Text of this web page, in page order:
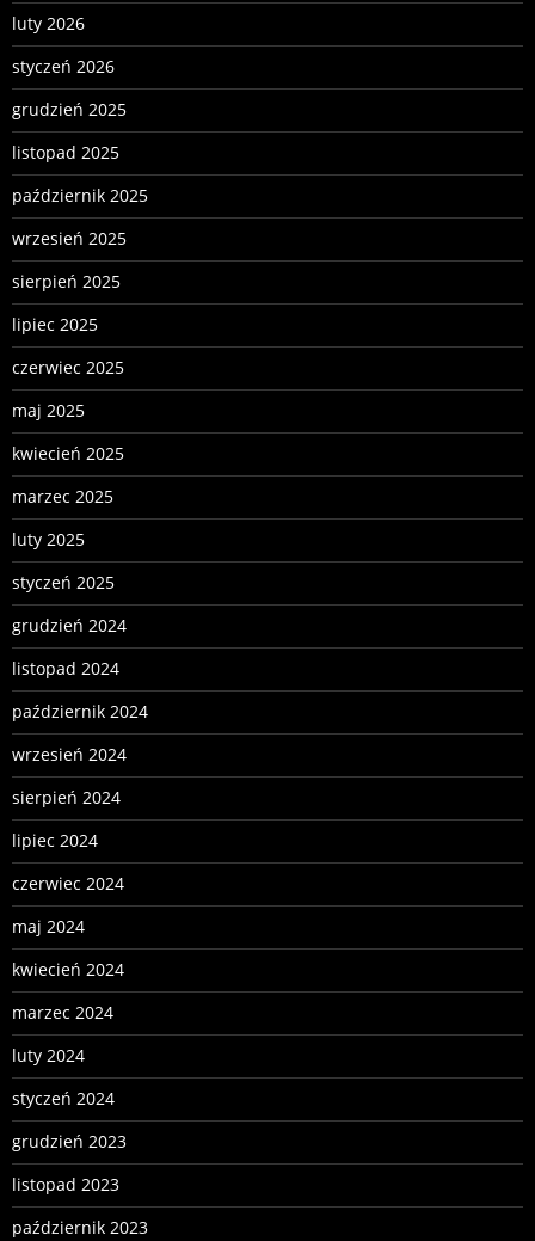
luty 2026
styczeń 2026
grudzień 2025
listopad 2025
październik 2025
wrzesień 2025
sierpień 2025
lipiec 2025
czerwiec 2025
maj 2025
kwiecień 2025
marzec 2025
luty 2025
styczeń 2025
grudzień 2024
listopad 2024
październik 2024
wrzesień 2024
sierpień 2024
lipiec 2024
czerwiec 2024
maj 2024
kwiecień 2024
marzec 2024
luty 2024
styczeń 2024
grudzień 2023
listopad 2023
październik 2023